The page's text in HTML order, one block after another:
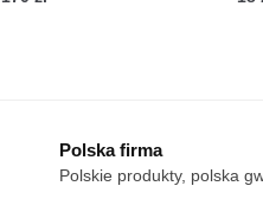
wariantów.Polska firma
Polskie produkty, polska